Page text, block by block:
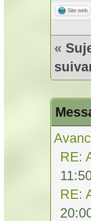
Site web
«
RE:
RE: